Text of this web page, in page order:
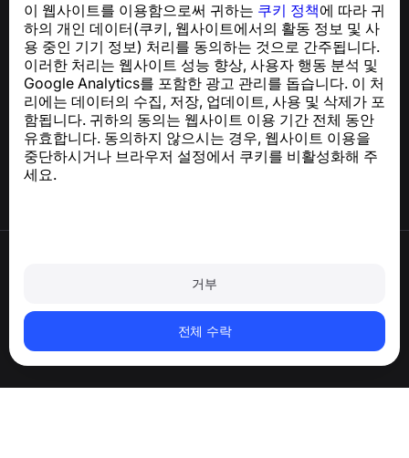
이 웹사이트를 이용함으로써 귀하는 쿠키 정책에 따라 귀
하의 개인 데이터(쿠키, 웹사이트에서의 활동 정보 및 사
용 중인 기기 정보) 처리를 동의하는 것으로 간주됩니다.
이러한 처리는 웹사이트 성능 향상, 사용자 행동 분석 및
Google Analytics를 포함한 광고 관리를 돕습니다. 이 처
리에는 데이터의 수집, 저장, 업데이트, 사용 및 삭제가 포
함됩니다. 귀하의 동의는 웹사이트 이용 기간 전체 동안
유효합니다. 동의하지 않으시는 경우, 웹사이트 이용을
중단하시거나 브라우저 설정에서 쿠키를 비활성화해 주
세요.
거부
전체 수락
하는 간편한 앱
GDPR 준수 관련 문의:support@numbuster.com
도움말 센터
뉴스 및 기사
프로젝트 소개
연락처
계정 및 개인정보 삭제